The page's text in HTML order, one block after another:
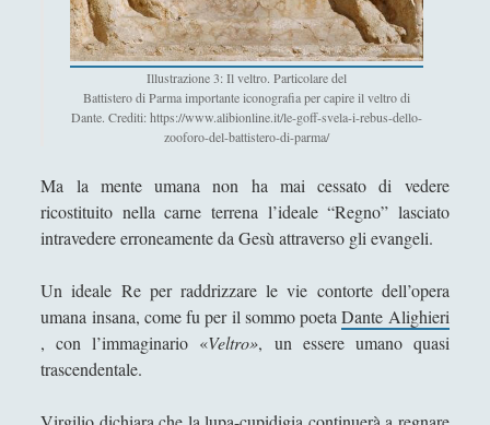
I percorsi di SF2.0(7)
In edicola(1)
Interviste(70)
► Musica(14)
► Scacchi
► Segnalazioni(223)
► Sicurezza e Relazioni Internazionali(14)
Illustrazione 3: Il veltro. Particolare del
Battistero di Parma importante iconografia per capire il veltro di
Dante. Crediti: https://www.alibionline.it/le-goff-svela-i-rebus-dello-
zooforo-del-battistero-di-parma/
Ma la mente umana non ha mai cessato di vedere
ricostituito nella carne terrena l’ideale “Regno” lasciato
intravedere erroneamente da Gesù attraverso gli evangeli.
Un ideale Re per raddrizzare le vie contorte dell’opera
umana insana, come fu per il sommo poetaDante Alighieri
, con l’immaginario «Veltro», un essere umano quasi
trascendentale.